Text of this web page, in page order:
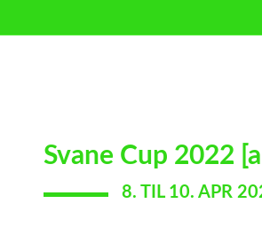
Svane Cup 2022
8. TIL 10. APR